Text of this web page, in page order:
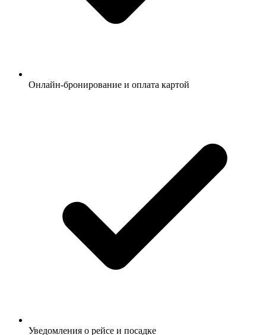
Онлайн-бронирование и оплата картой
Уведомления о рейсе и посадке